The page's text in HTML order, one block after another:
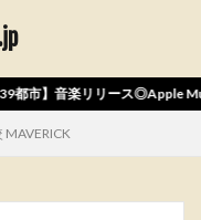
Music、Spotify、Amazonな